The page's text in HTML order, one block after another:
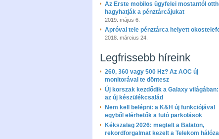
Az Erste mobilos ügyfelei mostantól
hagyhatják a pénztárcájukat
2019. május 6.
Apróval tele pénztárca helyett
2018. március 24.
Legfrissebb híreink
260, 360 vagy 500 Hz? Az AOC új
monitorával te döntesz
Új korszak kezdődik a Galaxy
az új készülékcsalád
Nem kell belépni: a K&H új funkciójával
egyből elérhetők a futó parkolások
Kékszalag 2026: megtelt a Balaton,
rekordforgalmat kezelt a Telekom